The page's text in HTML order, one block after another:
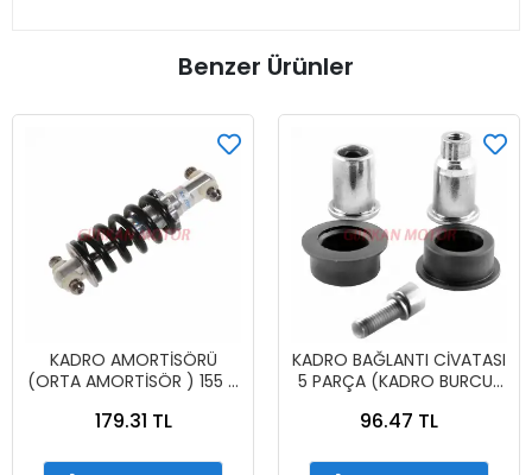
Benzer Ürünler
KADRO AMORTİSÖRÜ
(ORTA AMORTİSÖR ) 155 X
179.31 TL
KADRO BAĞLANTI CİVATASI
5 PARÇA (KADRO BURCU)
96.47 TL